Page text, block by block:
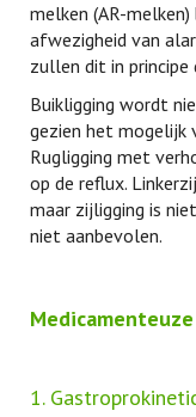
melken (AR-
afwezigheid van
zullen dit in principe
Buikligging wordt
gezien het mogelijk
Rugligging met
op de reflux.
maar zijligging is
niet aanbevolen.
1.